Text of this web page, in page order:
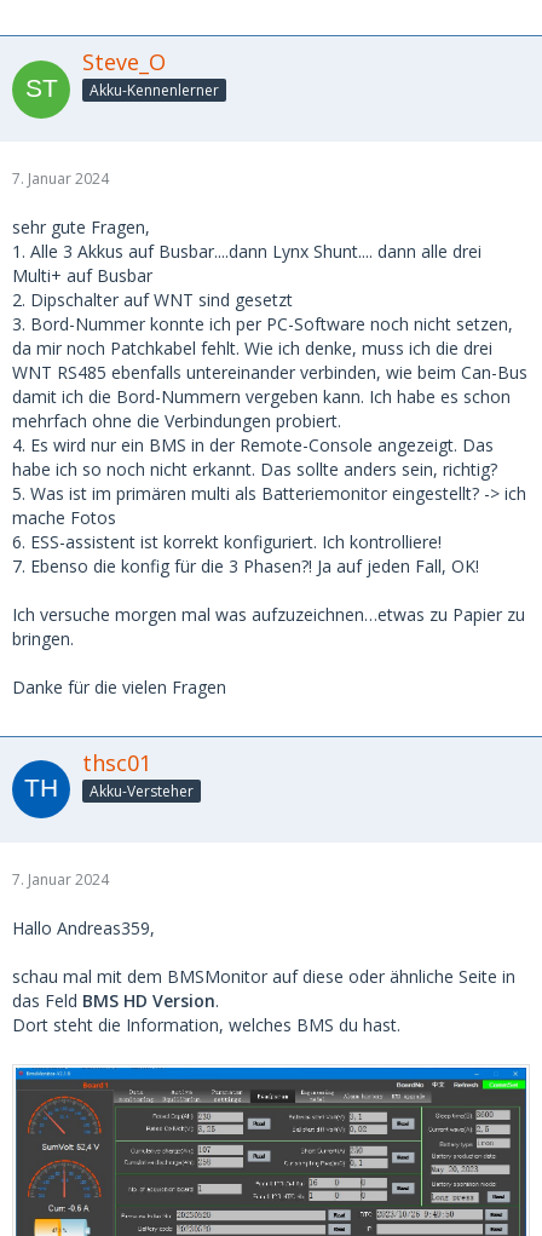
Steve_O
Akku-Kennenlerner
7. Januar 2024
sehr gute Fragen,
1. Alle 3 Akkus auf Busbar....dann Lynx Shunt.... dann alle drei
Multi+ auf Busbar
2. Dipschalter auf WNT sind gesetzt
3. Bord-Nummer konnte ich per PC-Software noch nicht setzen,
da mir noch Patchkabel fehlt. Wie ich denke, muss ich die drei
WNT RS485 ebenfalls untereinander verbinden, wie beim Can-Bus
damit ich die Bord-Nummern vergeben kann. Ich habe es schon
mehrfach ohne die Verbindungen probiert.
4. Es wird nur ein BMS in der Remote-Console angezeigt. Das
habe ich so noch nicht erkannt. Das sollte anders sein, richtig?
5. Was ist im primären multi als Batteriemonitor eingestellt? -> ich
mache Fotos
6. ESS-assistent ist korrekt konfiguriert. Ich kontrolliere!
7. Ebenso die konfig für die 3 Phasen?! Ja auf jeden Fall, OK!
Ich versuche morgen mal was aufzuzeichnen…etwas zu Papier zu
bringen.
Danke für die vielen Fragen
thsc01
Akku-Versteher
7. Januar 2024
Hallo Andreas359,
schau mal mit dem BMSMonitor auf diese oder ähnliche Seite in
das Feld BMS HD Version.
Dort steht die Information, welches BMS du hast.